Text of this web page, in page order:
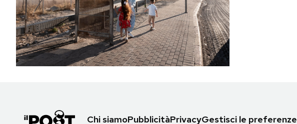
Chi siamoPubblicitàPrivacyGestisci le preferenze